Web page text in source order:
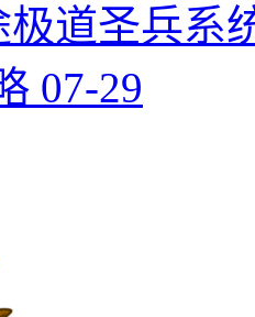
极道圣兵系
07-29